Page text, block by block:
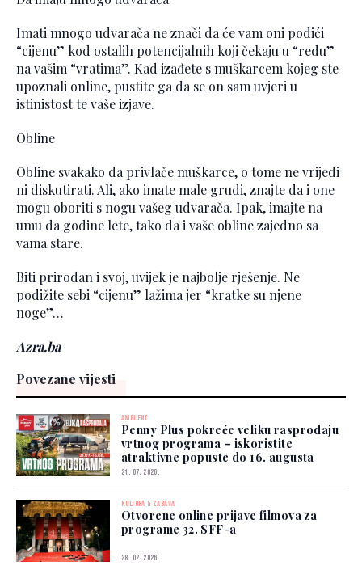
Imati mnogo udvarača ne znači da će vam oni podići
“cijenu” kod ostalih potencijalnih koji čekaju u “redu”
na vašim “vratima”. Kad izađete s muškarcem kojeg ste
upoznali online, pustite ga da se on sam uvjeri u
istinistost te vaše izjave.
Obline
Obline svakako da privlače muškarce, o tome ne vrijedi
ni diskutirati. Ali, ako imate male grudi, znajte da i one
mogu oboriti s nogu vašeg udvarača. Ipak, imajte na
umu da godine lete, tako da i vaše obline zajedno sa
vama stare.
Biti prirodan i svoj, uvijek je najbolje rješenje. Ne
podižite sebi “cijenu” lažima jer “kratke su njene
noge”…
Azra.ba
Povezane vijesti
AMBIJENT
Penny Plus pokreće veliku rasprodaju
vrtnog programa – iskoristite
atraktivne popuste do 16. augusta
21. 07. 2026.
KULTURA & ZABAVA
Otvorene online prijave filmova za
programe 32. SFF-a
28. 02. 2026.